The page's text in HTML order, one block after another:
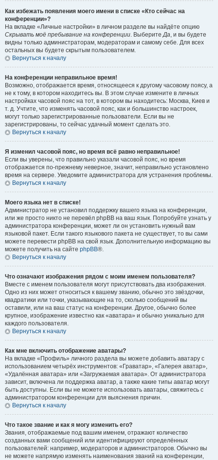
Как избежать появления моего имени в списке «Кто сейчас на
конференции»?
На вкладке «Личные настройки» в личном разделе вы найдёте опцию
Скрывать моё пребывание на конференции. ВыберитеДа, и вы будете
видны только администраторам, модераторам и самому себе. Для всех
остальных вы будете скрытым пользователем.
Вернуться к началу
На конференции неправильное время!
Возможно, отображается время, относящееся к другому часовому поясу, а
не к тому, в котором находитесь вы. В этом случае измените в личных
настройках часовой пояс на тот, в котором вы находитесь: Москва, Киев и
т. д. Учтите, что изменять часовой пояс, как и большинство настроек,
могут только зарегистрированные пользователи. Если вы не
зарегистрированы, то сейчас удачный момент сделать это.
Вернуться к началу
Я изменил часовой пояс, но время всё равно неправильное!
Если вы уверены, что правильно указали часовой пояс, но время
отображается по-прежнему неверное, значит, неправильно установлено
время на сервере. Уведомите администратора для устранения проблемы.
Вернуться к началу
Моего языка нет в списке!
Администратор не установил поддержку вашего языка на конференции,
или же просто никто не перевёл phpBB на ваш язык. Попробуйте узнать у
администратора конференции, может ли он установить нужный вам
языковой пакет. Если такого языкового пакета не существует, то вы сами
можете перевести phpBB на свой язык. Дополнительную информацию вы
можете получить на сайте phpBB®.
Вернуться к началу
Что означают изображения рядом с моим именем пользователя?
Вместе с именем пользователя могут присутствовать два изображения.
Одно из них может относиться к вашему званию, обычно это звёздочки,
квадратики или точки, указывающие на то, сколько сообщений вы
оставили, или на ваш статус на конференции. Другое, обычно более
крупное, изображение известно как «аватара» и обычно уникально для
каждого пользователя.
Вернуться к началу
Как мне включить отображение аватары?
На вкладке «Профиль» личного раздела вы можете добавить аватару с
использованием четырёх инструментов: «Граватар», «Галерея аватар»,
«Удалённая аватара» или «Загружаемая аватара». От администратора
зависит, включена ли поддержка аватар, а также какие типы аватар могут
быть доступны. Если вы не можете использовать аватары, свяжитесь с
администратором конференции для выяснения причин.
Вернуться к началу
Что такое звание и как я могу изменить его?
Звания, отображаемые под вашим именем, отражают количество
созданных вами сообщений или идентифицируют определённых
пользователей: например, модераторов и администраторов. Обычно вы
не можете напрямую изменять наименования званий на конференции,